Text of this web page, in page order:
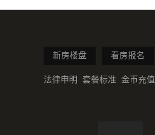
新房楼盘 看房报名
法律申明 套餐标准 金币充值